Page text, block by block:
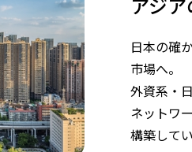
日本の確
市場へ。
外資系・
ネットワ
構築してい